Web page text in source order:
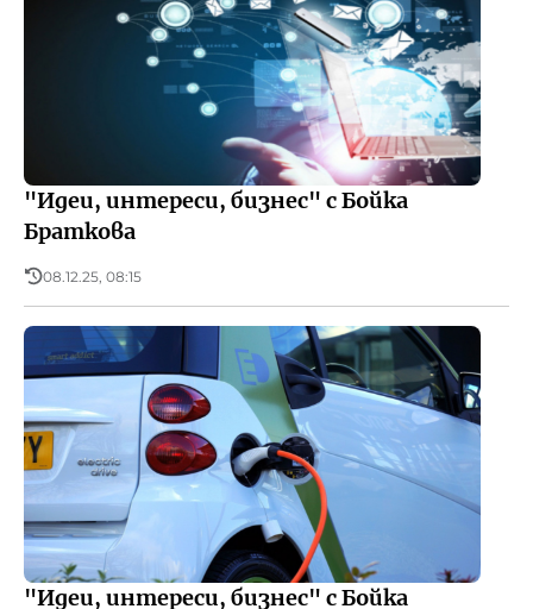
"Идеи, интереси, бизнес" с Бойка
Браткова
08.12.25, 08:15
"Идеи, интереси, бизнес" с Бойка